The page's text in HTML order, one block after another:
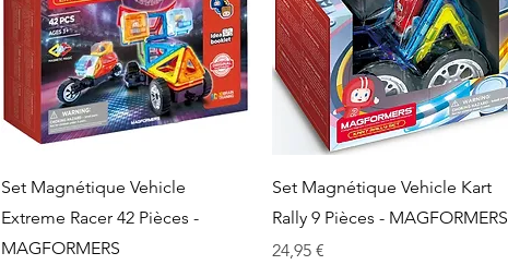
Aperçu rapide
Set Magnétique Vehicle
Extreme Racer 42 Pièces -
MAGFORMERS
Aperçu rapide
Set Magnétique Vehicle Kart
Rally 9 Pièces - MAGFORMERS
Prix
24,95 €